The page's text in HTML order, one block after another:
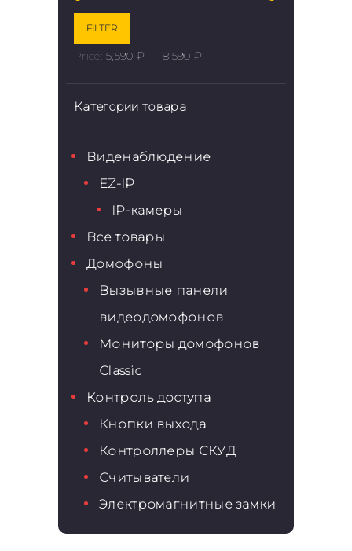
FILTER
Price:5,590 ₽ —8,590 ₽
Категории товара
Виденаблюдение
EZ-IP
IP-камеры
Все товары
Домофоны
Вызывные панели
видеодомофонов
Мониторы домофонов
Classic
Контроль доступа
Кнопки выхода
Контроллеры СКУД
Считыватели
Электромагнитные замки